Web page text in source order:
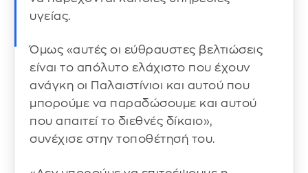
υγείας.
Όμως «αυτές οι εύθραυστες βελτιώσεις
είναι το απόλυτο ελάχιστο που έχουν
ανάγκη οι Παλαιστίνιοι και αυτού που
μπορούμε να παραδώσουμε και αυτού
που απαιτεί το διεθνές δίκαιο»,
συνέχισε στην τοποθέτησή του.